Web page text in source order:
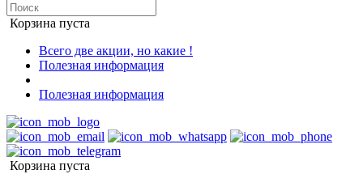
Корзина пуста
Всего две акции, но какие !
Полезная информация
Полезная информация
Корзина пуста